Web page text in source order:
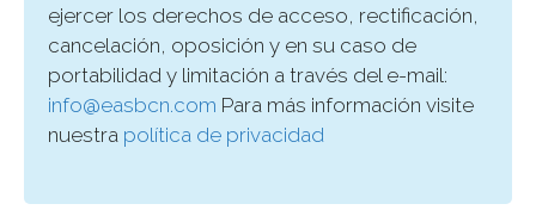
ejercer los derechos de acceso, rectificación,
cancelación, oposición y en su caso de
portabilidad y limitación a través del e-mail:
info@easbcn.com Para más información visite
nuestra política de privacidad